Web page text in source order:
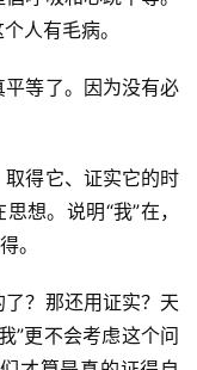
人有毛病。
等了。因为没有必
得它、证实它的时
想。说明“我”在，
。
？那还用证实？天
”更不会考虑这个问